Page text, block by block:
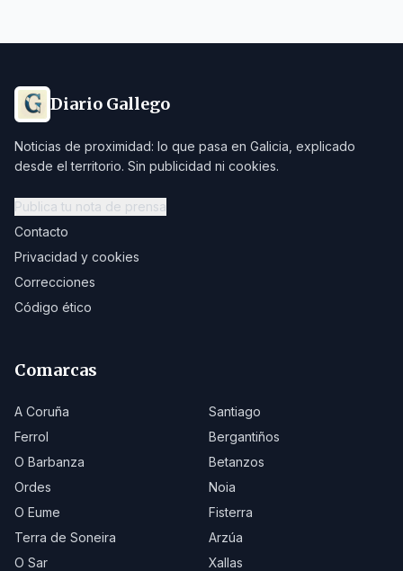
Diario Gallego
Noticias de proximidad: lo que pasa en Galicia, explicado
desde el territorio. Sin publicidad ni cookies.
Publica tu nota de prensa
Contacto
Privacidad y cookies
Correcciones
Código ético
Comarcas
A Coruña
Santiago
Ferrol
Bergantiños
O Barbanza
Betanzos
Ordes
Noia
O Eume
Fisterra
Terra de Soneira
Arzúa
O Sar
Xallas